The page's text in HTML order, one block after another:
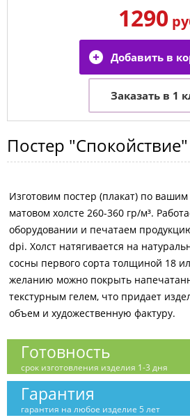
1290
Постер "Спокойствие"
Изготовим постер (плакат) по
матовом холсте 260-360 гр/м³.
оборудовании и печатаем
dpi. Холст натягивается на
сосны первого сорта толщиной 18
желанию можно покрыть
текстурным гелем, что придает
объем и художественную фактуру.
Готовность
срок изготовления изделия 1-3 дня
Гарантия
гарантия на любое изделие 5 лет